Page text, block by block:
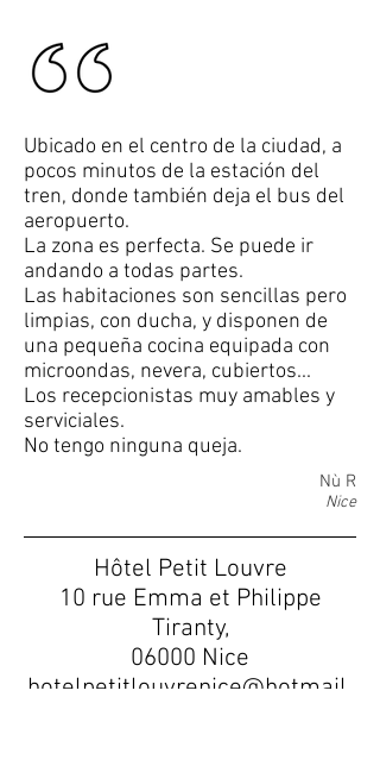
Ubicado en el centro de la ciudad, a
pocos minutos de la estación del
tren, donde también deja el bus del
aeropuerto.
La zona es perfecta. Se puede ir
andando a todas partes.
Las habitaciones son sencillas pero
limpias, con ducha, y disponen de
una pequeña cocina equipada con
microondas, nevera, cubiertos...
Los recepcionistas muy amables y
serviciales.
No tengo ninguna queja.
Nù R
Nice
Hôtel Petit Louvre
10 rue Emma et Philippe
Tiranty,
06000 Nice
hotelpetitlouvrenice@hotmail.